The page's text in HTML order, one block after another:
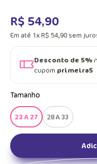
R$ 54,90
Em até 1xR$ 54,90 sem
Desconto de 5%
cupom primeira5
Tamanho
23 A 27 28 A 33